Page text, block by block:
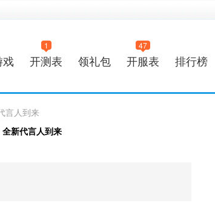
戏 开测表
1
领礼包 开服表
47
排行榜
言人到来
新代言人到来